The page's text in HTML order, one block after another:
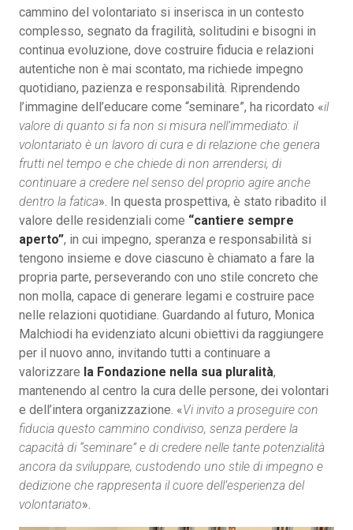
cammino del volontariato si inserisca in un contesto
complesso, segnato da fragilità, solitudini e bisogni in
continua evoluzione, dove costruire fiducia e relazioni
autentiche non è mai scontato, ma richiede impegno
quotidiano, pazienza e responsabilità. Riprendendo
l’immagine dell’educare come “seminare”, ha ricordato «il
valore di quanto si fa non si misura nell’immediato: il
volontariato è un lavoro di cura e di relazione che genera
frutti nel tempo e che chiede di non arrendersi, di
continuare a credere nel senso del proprio agire anche
dentro la fatica». In questa prospettiva, è stato ribadito il
valore delle residenziali come “cantiere sempre
aperto”, in cui impegno, speranza e responsabilità si
tengono insieme e dove ciascuno è chiamato a fare la
propria parte, perseverando con uno stile concreto che
non molla, capace di generare legami e costruire pace
nelle relazioni quotidiane. Guardando al futuro, Monica
Malchiodi ha evidenziato alcuni obiettivi da raggiungere
per il nuovo anno, invitando tutti a continuare a
valorizzare la Fondazione nella sua pluralità,
mantenendo al centro la cura delle persone, dei volontari
e dell’intera organizzazione. «Vi invito a proseguire con
fiducia questo cammino condiviso, senza perdere la
capacità di “seminare” e di credere nelle tante potenzialità
ancora da sviluppare, custodendo uno stile di impegno e
dedizione che rappresenta il cuore dell’esperienza del
volontariato».